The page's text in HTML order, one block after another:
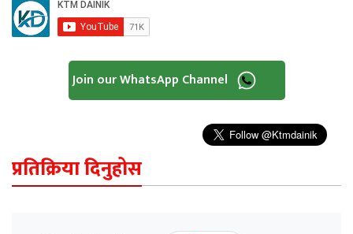
Join our WhatsApp Channel
प्रतिक्रिया दिनुहोस